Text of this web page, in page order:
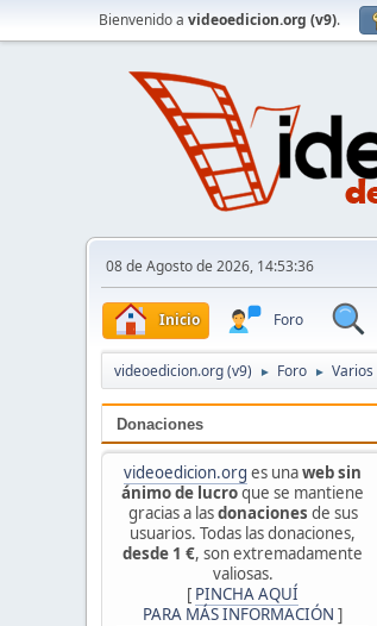
Bienvenido a videoedicion.org (v9).
08 de Agosto de 2026, 14:53:36
Inicio Foro
videoedicion.org (v9) ► Foro ► Varios
Donaciones
videoedicion.org es unaweb sin
ánimo de lucroque se mantiene
gracias a lasdonaciones de sus
usuarios. Todas las donaciones,
desde 1 €, son extremadamente
valiosas.
[ PINCHA AQUÍ
PARA MÁS INFORMACIÓN ]